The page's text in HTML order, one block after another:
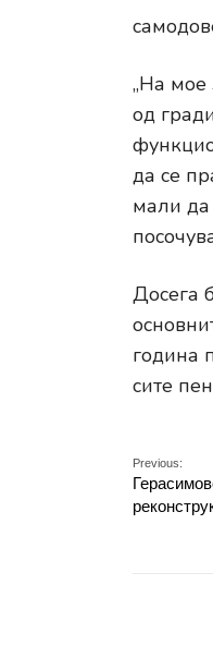
„На мое
од
да се
мали да
Досега
година
сите
Previous: